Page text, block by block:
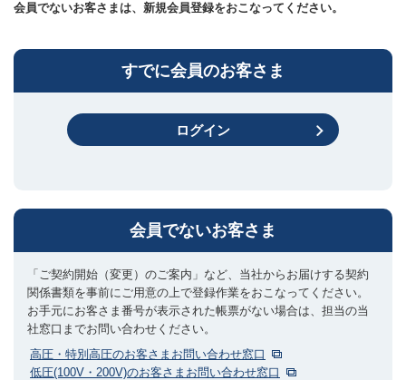
会員でないお客さまは、新規会員登録をおこなってください。
すでに会員のお客さま
ログイン
会員でないお客さま
「ご契約開始（変更）のご案内」など、当社からお届けする契約
関係書類を事前にご用意の上で登録作業をおこなってください。
お手元にお客さま番号が表示された帳票がない場合は、担当の当
社窓口までお問い合わせください。
高圧・特別高圧のお客さまお問い合わせ窓口
低圧(100V・200V)のお客さまお問い合わせ窓口